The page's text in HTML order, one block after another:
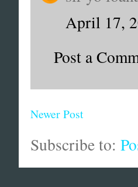
April 17,
Post a
Newer Post
Subscribe to: